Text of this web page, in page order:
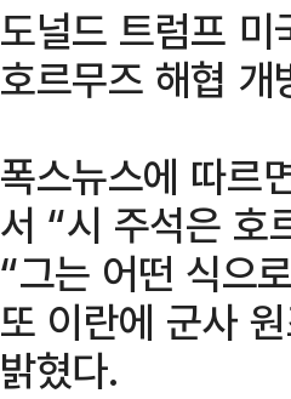
도널드 트럼프
호르무즈 해협
폭스뉴스에 따르
서 “시 주석은 호
“그는 어떤 식으
또 이란에 군사
밝혔다.